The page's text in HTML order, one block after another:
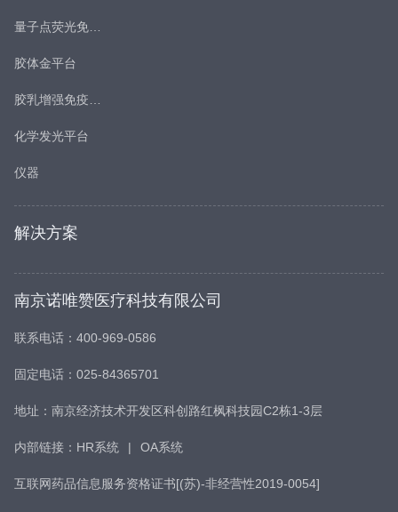
量子点荧光免疫平台
胶体金平台
胶乳增强免疫比浊平台
化学发光平台
仪器
解决方案
南京诺唯赞医疗科技有限公司
联系电话：400-969-0586
固定电话：025-84365701
地址：南京经济技术开发区科创路红枫科技园C2栋1-3层
内部链接： HR系统 | OA系统
互联网药品信息服务资格证书[(苏)-非经营性2019-0054]